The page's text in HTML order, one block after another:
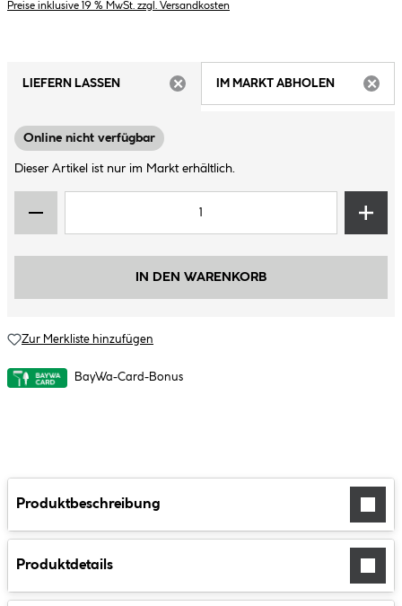
Preise inklusive 19 % MwSt. zzgl. Versandkosten
LIEFERN LASSEN
IM MARKT ABHOLEN
Online nicht verfügbar
Dieser Artikel ist nur im Markt erhältlich.
IN DEN WARENKORB
Zur Merkliste hinzufügen
BayWa-Card-Bonus
Produktbeschreibung
Produktdetails